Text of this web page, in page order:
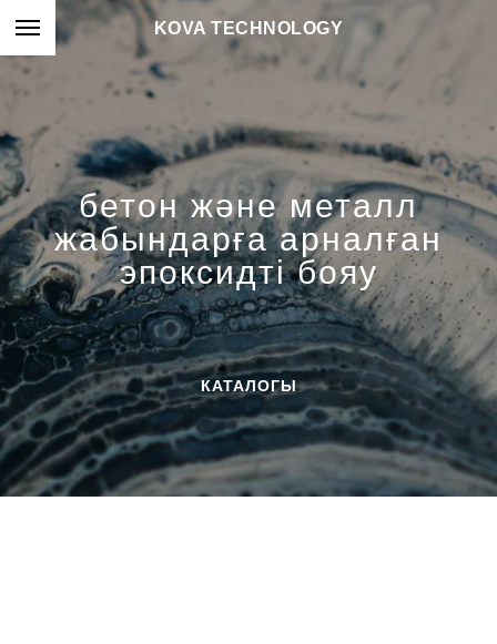
KOVA TECHNOLOGY
бетон және металл
жабындарға арналған
эпоксидті бояу
КАТАЛОГЫ